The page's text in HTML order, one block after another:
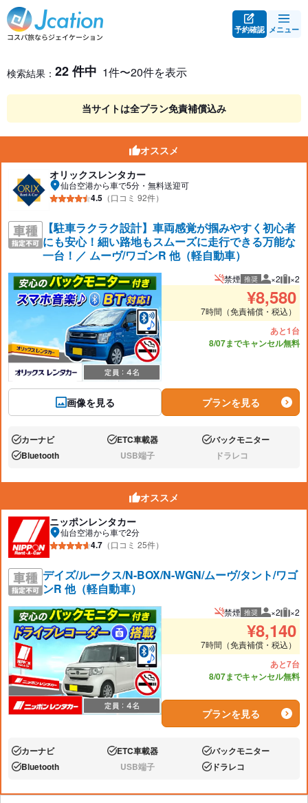
予約確認 メニュー
レンタカー検索・比較
レンタカー検索結果
検索結果： 22 件中 1件〜20件を表示
当サイトは全プラン免責補償込み
オススメ
オリックスレンタカー
仙台空港から車で5分・無料送迎可
4.5 （口コミ 92件）
【駐車ラクラク設計】車両感覚が掴みやすく初心者
にも安心！細い路地もスムーズに走行できる万能な
一台！／ ムーヴ/ワゴンR 他（軽自動車）
画像を見る
禁煙 推奨 推奨人数
×2 推奨
×2
¥8,580
7時間（免責補償・税込）
あと1台
8/07までキャンセル無料
プランを見る
あり:カーナビ あり:ETC車載器 あり:バックモニター
あり:Bluetooth なし:USB端子 なし:ドラレコ
オススメ
ニッポンレンタカー
仙台空港から車で2分
4.7 （口コミ 25件）
デイズ/ルークス/N-BOX/N-WGN/ムーヴ/タント/ワゴ
ンR 他（軽自動車）
禁煙 推奨 推奨人数
×2 推奨
×2
¥8,140
7時間（免責補償・税込）
あと7台
8/07までキャンセル無料
プランを見る
あり:カーナビ あり:ETC車載器 あり:バックモニター
あり:Bluetooth なし:USB端子 あり:ドラレコ